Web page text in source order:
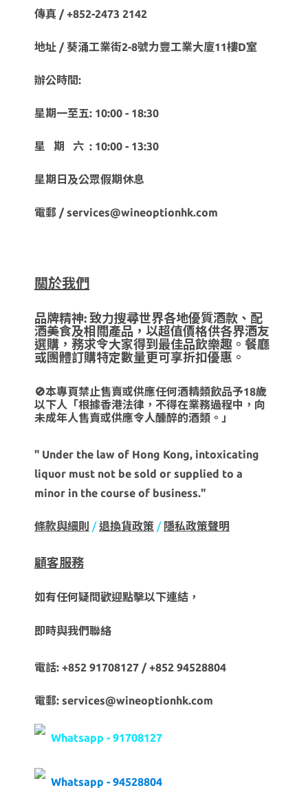
傳真 / +852-2473 2142
地址 / 葵涌工業街2-8號力豐工業大廈11樓D室
辦公時間:
星期一至五: 10:00 - 18:30
星 期 六 : 10:00 - 13:30
星期日及公眾假期休息
電郵 / services@wineoptionhk.com
關於我們
品牌精神: 致力搜尋世界各地優質酒款、配
酒美食及相關產品，以超值價格供各界酒友
選購，務求令大家得到最佳品飲樂趣。餐廳
或團體訂購特定數量更可享折扣優惠。
🚫本專頁禁止售賣或供應任何酒精類飲品予18歲
以下人「根據香港法律，不得在業務過程中，向
未成年人售賣或供應令人醺醉的酒類。」
" Under the law of Hong Kong, intoxicating
liquor must not be sold or supplied to a
minor in the course of business."
條款與細則 /退換貨政策 / 隱私政策聲明
顧客服務
如有任何疑問歡迎點擊以下連結，
即時與我們聯絡
電話: +852 91708127 / +852 94528804
電郵: services@wineoptionhk.com
Whatsapp - 91708127
Whatsapp - 94528804